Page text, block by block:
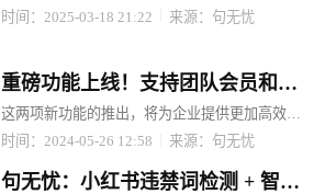
大升级 —— 检测出来的违禁词可以一键替换成
时间：2025-03-18 21:22 来源：句无忧
重磅功能上线！支持团队会员和
API接口，助力企业高效管理与智
能检测！
这两项新功能的推出，将为企业提供更加高效、
便捷的违禁词检测服务，助力企业轻松应对内容
时间：2024-05-26 12:58 来源：句无忧
句无忧：小红书违禁词检测 + 智能